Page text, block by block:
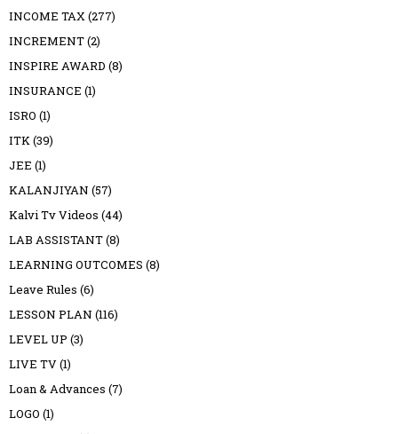
INCOME TAX(277)
INCREMENT(2)
INSPIRE AWARD (8)
INSURANCE (1)
ISRO (1)
ITK(39)
JEE (1)
KALANJIYAN (57)
Kalvi Tv Videos (44)
LAB ASSISTANT(8)
LEARNING OUTCOMES (8)
Leave Rules (6)
LESSON PLAN (116)
LEVEL UP (3)
LIVE TV(1)
Loan & Advances (7)
LOGO (1)